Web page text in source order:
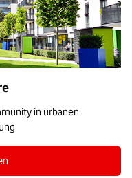
in urbanen
Urbane Quartiere